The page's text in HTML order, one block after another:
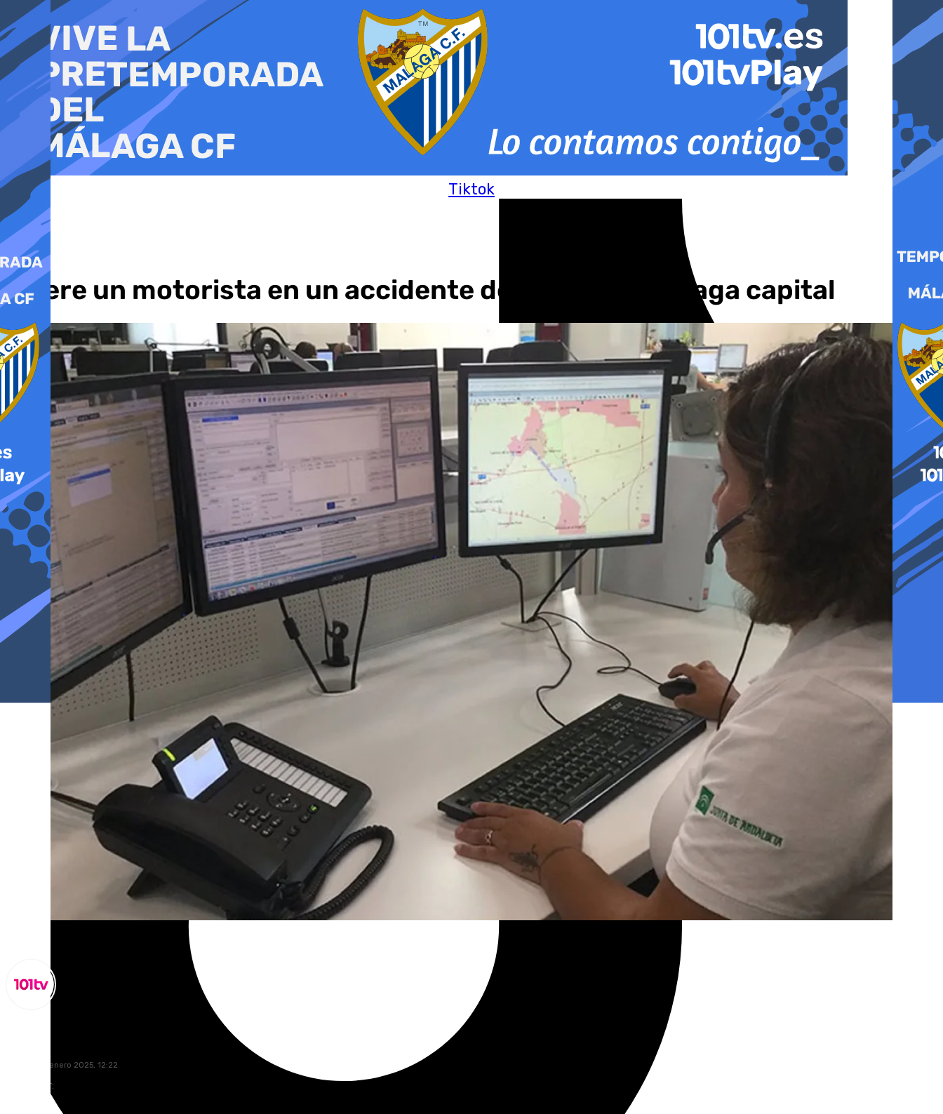
al
contenido
Tiktok
Muere un motorista en un accidente de tráfico en Málaga capital
martes, 28 enero 2025, 12:22
Compartir: